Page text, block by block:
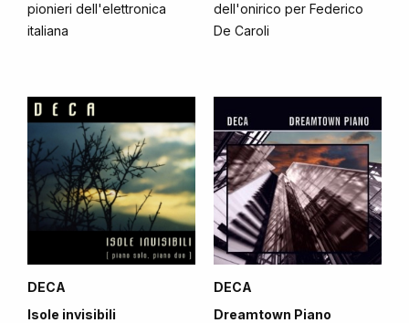
pionieri dell'elettronica
italiana
dell'onirico per Federico
De Caroli
DECA
Isole invisibili
DECA
Dreamtown Piano